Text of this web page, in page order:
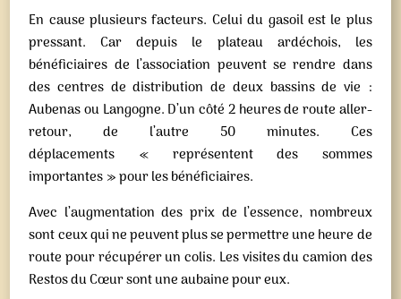
En cause plusieurs facteurs. Celui du gasoil est le plus
pressant. Car depuis le plateau ardéchois, les
bénéficiaires de l’association peuvent se rendre dans
des centres de distribution de deux bassins de vie :
Aubenas ou Langogne. D’un côté 2 heures de route aller-
retour, de l’autre 50 minutes. Ces
déplacements « représentent des sommes
importantes » pour les bénéficiaires.
Avec l’augmentation des prix de l’essence, nombreux
sont ceux qui ne peuvent plus se permettre une heure de
route pour récupérer un colis. Les visites du camion des
Restos du Cœur sont une aubaine pour eux.